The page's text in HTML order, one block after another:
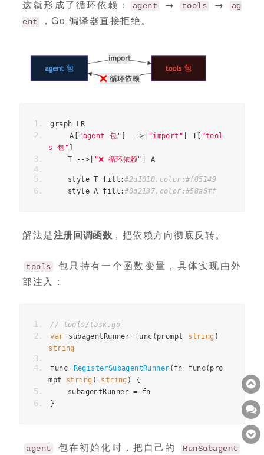
这就形成了循环依赖：
agent → tools →
ag
ent
，Go 编译器直接拒绝。
graph LR
    A
"agent 包" -->| "import" T
"tool
s 包"
    T
-->| "❌ 循环依赖" A
    style T fill
:#2d1010,color:#f85149
    style A fill
:#0d2137,color:#58a6ff
解法是注册回调函数 ，把依赖方向彻底反转。
tools
包只持有一个函数变量，具体实现由外
部注入：
// tools/task.go
var
subagentRunner func ( prompt string )
string
func RegisterSubagentRunner ( fn func( pro
mpt
string ) string )
{
subagentRunner =
fn
}
agent 包在初始化时，把自己的 RunSubagent